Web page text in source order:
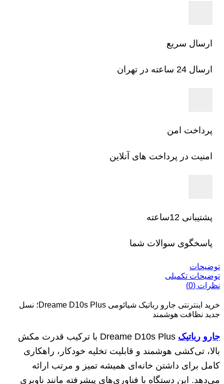
ارسال سریع
ارسال 24 ساعته در تهران
پرداخت امن
امنیت در پرداخت های آنلاین
پشتیبانی 12ساعته
پاسخگوی سوالات شما
توضیحات
توضیحات تکمیلی
نظرات (0)
خرید اینترنتی جارو رباتیک شیائومی Dreame D10s Plus؛ نسل
جدید نظافت هوشمند
جارو رباتیک
Dreame D10s Plus با ترکیب قدرت مکش
بالا، تی‌کشی هوشمند و قابلیت تخلیه خودکار، راهکاری
کامل برای داشتن خانه‌ای همیشه تمیز و مرتب ارائه
می‌دهد. این دستگاه با فناوری‌های پیشرفته مانند ناوبری